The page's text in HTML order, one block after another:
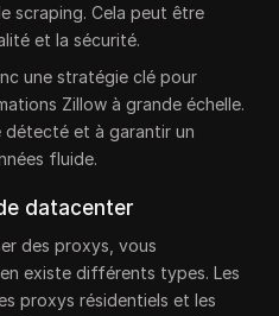
scraping. Cela peut être
et la sécurité.
une stratégie clé pour
Zillow à grande échelle.
détecté et à garantir un
fluide.
datacenter
des proxys, vous
existe différents types. Les
proxys résidentiels et les